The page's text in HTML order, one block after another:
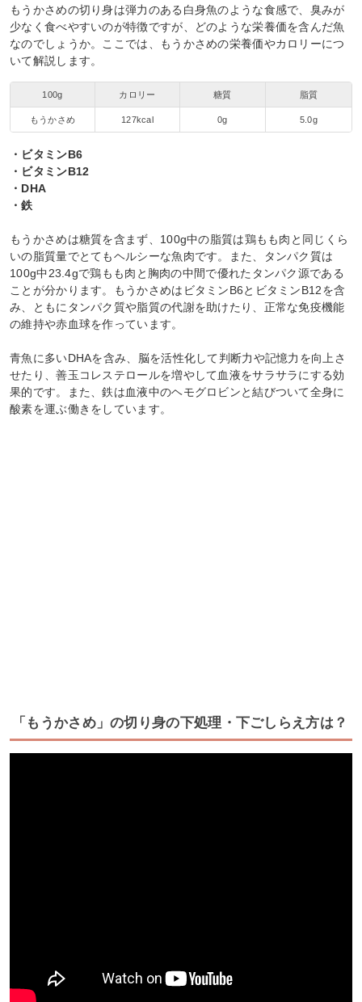
もうかさめの切り身は弾力のある白身魚のような食感で、臭みが
少なく食べやすいのが特徴ですが、どのような栄養価を含んだ魚
なのでしょうか。ここでは、もうかさめの栄養価やカロリーにつ
いて解説します。
100g カロリー 糖質 脂質
もうかさめ 127kcal 0g 5.0g
・ビタミンB6
・ビタミンB12
・DHA
・鉄
もうかさめは糖質を含まず、100g中の脂質は鶏もも肉と同じくら
いの脂質量でとてもヘルシーな魚肉です。また、タンパク質は
100g中23.4gで鶏もも肉と胸肉の中間で優れたタンパク源である
ことが分かります。もうかさめはビタミンB6とビタミンB12を含
み、ともにタンパク質や脂質の代謝を助けたり、正常な免疫機能
の維持や赤血球を作っています。
青魚に多いDHAを含み、脳を活性化して判断力や記憶力を向上さ
せたり、善玉コレステロールを増やして血液をサラサラにする効
果的です。また、鉄は血液中のヘモグロビンと結びついて全身に
酸素を運ぶ働きをしています。
「もうかさめ」の切り身の下処理・下ごしらえ方は？